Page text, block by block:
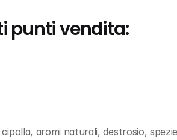
punti vendita:
aromi naturali, destrosio,